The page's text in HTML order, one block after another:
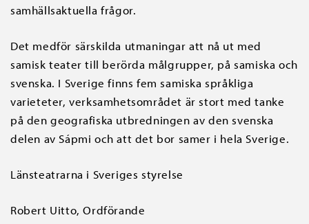
samhällsaktuella frågor.
Det medför särskilda utmaningar att nå ut med
samisk teater till berörda målgrupper, på samiska och
svenska. I Sverige finns fem samiska språkliga
varieteter, verksamhetsområdet är stort med tanke
på den geografiska utbredningen av den svenska
delen av Sápmi och att det bor samer i hela Sverige.
Länsteatrarna i Sveriges styrelse
Robert Uitto, Ordförande